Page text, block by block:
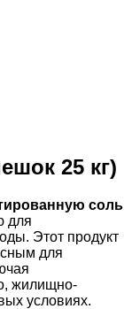
25 кг)
соль
для
Этот продукт
для
жилищно-
условиях.